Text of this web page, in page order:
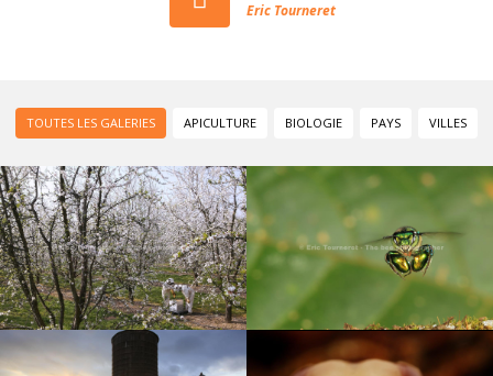
Eric Tourneret
TOUTES LES GALERIES APICULTURE BIOLOGIE PAYS VILLES